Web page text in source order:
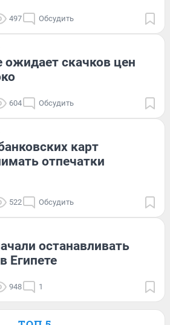
497 Обсудить
ожидает скачков цен
604 Обсудить
карт
отпечатки
522 Обсудить
останавливать
Египете
948 1